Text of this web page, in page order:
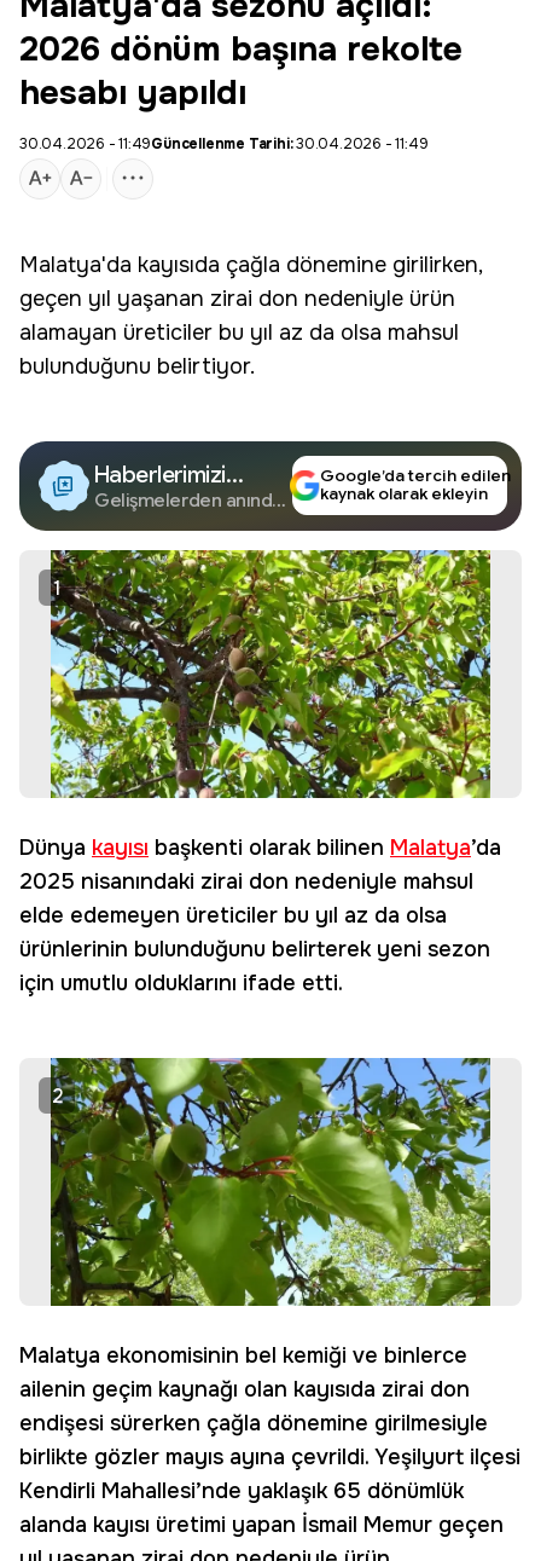
2026 dönüm başına rekolte
hesabı yapıldı
30.04.2026 - 11:49Güncellenme Tarihi:30.04.2026 - 11:49
Malatya'da kayısıda çağla dönemine girilirken,
geçen yıl yaşanan zirai don nedeniyle ürün
alamayan üreticiler bu yıl az da olsa mahsul
bulunduğunu belirtiyor.
Haberlerimizi
Google'da Takip
Edin
Gelişmelerden anında
Google’da tercih edilen
kaynak olarak ekleyin
1
Dünya kayısı başkenti olarak bilinen Malatya’da
2025 nisanındaki zirai don nedeniyle mahsul
elde edemeyen üreticiler bu yıl az da olsa
ürünlerinin bulunduğunu belirterek yeni sezon
için umutlu olduklarını ifade etti.
2
Malatya ekonomisinin bel kemiği ve binlerce
ailenin geçim kaynağı olan kayısıda zirai don
endişesi sürerken çağla dönemine girilmesiyle
birlikte gözler mayıs ayına çevrildi. Yeşilyurt ilçesi
Kendirli Mahallesi’nde yaklaşık 65 dönümlük
alanda kayısı üretimi yapan İsmail Memur geçen